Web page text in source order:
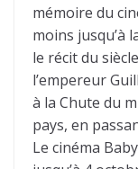
mémoire du
moins jusqu’à
le récit du
l’empereur
à la Chute du
pays, en
Le cinéma